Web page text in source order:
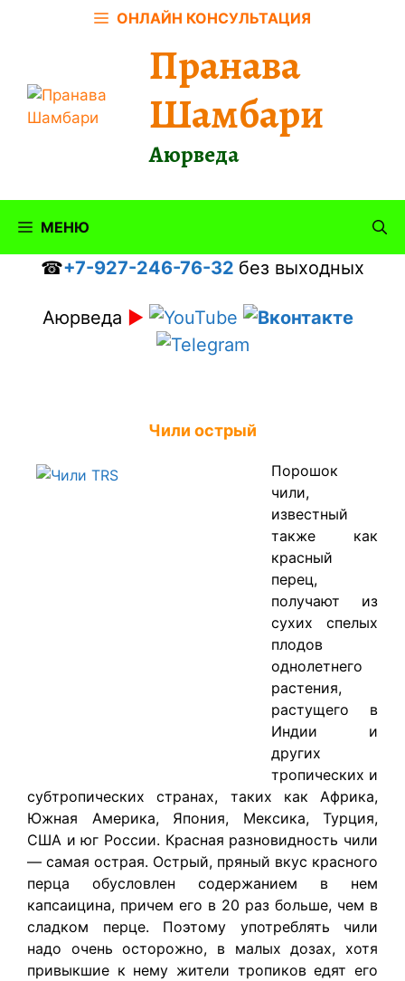
ОНЛАЙН КОНСУЛЬТАЦИЯ
Пранава
Шамбари
Аюрведа
МЕНЮ
☎+7-927-246-76-32 без выходных
Аюрведа ►
Чили острый
Порошок
чили,
известный
также как
красный
перец,
получают из
сухих спелых
плодов
однолетнего
растения,
растущего в
Индии и
других
тропических и
субтропических странах, таких как Африка,
Южная Америка, Япония, Мексика, Турция,
США и юг России. Красная разновидность чили
— самая острая. Острый, пряный вкус красного
перца обусловлен содержанием в нем
капсаицина, причем его в 20 раз больше, чем в
сладком перце. Поэтому употреблять чили
надо очень осторожно, в малых дозах, хотя
привыкшие к нему жители тропиков едят его